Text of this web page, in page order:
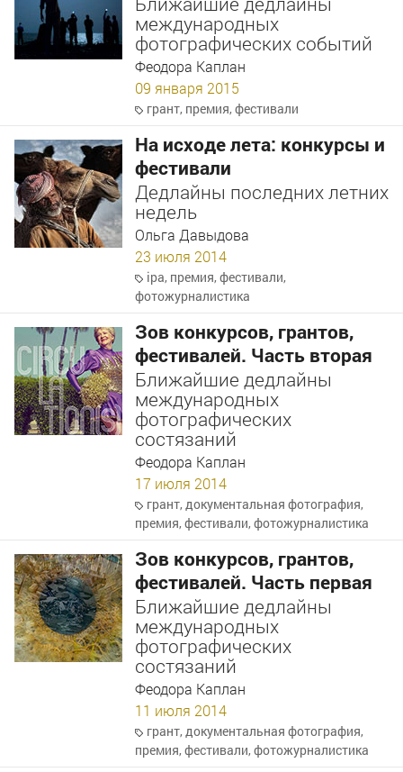
международных
фотографических событий
Феодора Каплан
09 января 2015
грант, премия,фестивали
На исходе лета: конкурсы и
фестивали
Дедлайны последних летних
недель
Ольга Давыдова
23 июля 2014
ipa, премия,фестивали,
фотожурналистика
Зов конкурсов, грантов,
фестивалей. Часть вторая
Ближайшие дедлайны
международных
фотографических
состязаний
Феодора Каплан
17 июля 2014
грант,документальная фотография,
премия,фестивали,фотожурналистика
Зов конкурсов, грантов,
фестивалей. Часть первая
Ближайшие дедлайны
международных
фотографических
состязаний
Феодора Каплан
11 июля 2014
грант,документальная фотография,
премия,фестивали,фотожурналистика